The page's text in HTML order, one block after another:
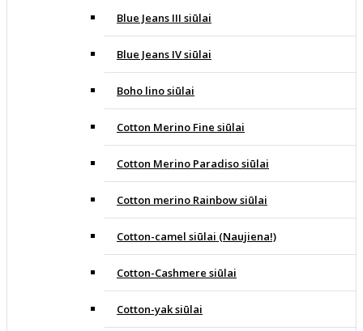
Blue Jeans III siūlai
Blue Jeans IV siūlai
Boho lino siūlai
Cotton Merino Fine siūlai
Cotton Merino Paradiso siūlai
Cotton merino Rainbow siūlai
Cotton-camel siūlai (Naujiena!)
Cotton-Cashmere siūlai
Cotton-yak siūlai